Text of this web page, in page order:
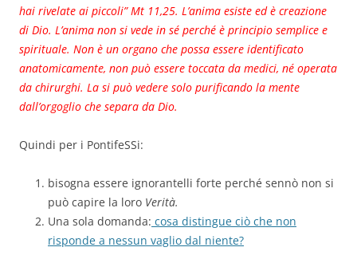
hai rivelate ai piccoli” Mt 11,25. L’anima esiste ed è creazione
di Dio. L’anima non si vede in sé perché è principio semplice e
spirituale. Non è un organo che possa essere identificato
anatomicamente, non può essere toccata da medici, né operata
da chirurghi. La si può vedere solo purificando la mente
dall’orgoglio che separa da Dio.
Quindi per i PontifeSSi:
bisogna essere ignorantelli forte perché sennò non si
può capire la loro Verità.
Una sola domanda: cosa distingue ciò che non
risponde a nessun vaglio dal niente?